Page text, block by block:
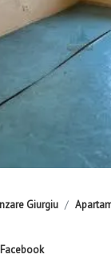
Giurgiu
Facebook